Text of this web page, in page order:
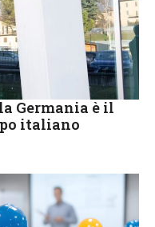
Germania è il
italiano